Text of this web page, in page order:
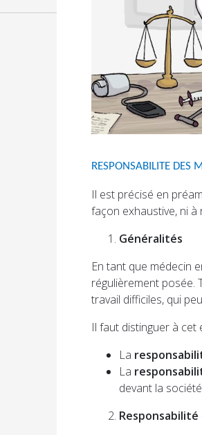
RESPONSABILITE DES
Il est précisé en
façon exhaustive, ni
Généralités
En tant que médecin
régulièrement posée.
travail difficiles, qui
Il faut distinguer à cet
La
La
devant la
Responsabilité